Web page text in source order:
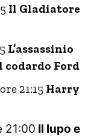
Il Gladiatore
L’assassinio
codardo Ford
21:15 Harry
21:00 Il lupo e